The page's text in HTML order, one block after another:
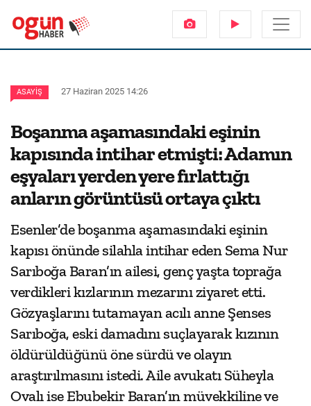
ASAYIŞ 27 Haziran 2025 14:26
Boşanma aşamasındaki eşinin
kapısında intihar etmişti: Adamın
eşyaları yerden yere fırlattığı
anların görüntüsü ortaya çıktı
Esenler’de boşanma aşamasındaki eşinin
kapısı önünde silahla intihar eden Sema Nur
Sarıboğa Baran’ın ailesi, genç yaşta toprağa
verdikleri kızlarının mezarını ziyaret etti.
Gözyaşlarını tutamayan acılı anne Şenses
Sarıboğa, eski damadını suçlayarak kızının
öldürüldüğünü öne sürdü ve olayın
araştırılmasını istedi. Aile avukatı Süheyla
Ovalı ise Ebubekir Baran’ın müvekkiline ve